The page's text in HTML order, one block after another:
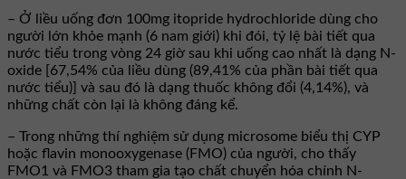
– Ở liều uống đơn 100mg itopride hydrochloride dùng cho
người lớn khỏe mạnh (6 nam giới) khi đói, tỷ lệ bài tiết qua
nước tiểu trong vòng 24 giờ sau khi uống cao nhất là dạng N-
oxide [67,54% của liều dùng (89,41% của phần bài tiết qua
nước tiểu)] và sau đó là dạng thuốc không đổi (4,14%), và
những chất còn lại là không đáng kể.
– Trong những thí nghiệm sử dụng microsome biểu thị CYP
hoặc flavin monooxygenase (FMO) của người, cho thấy
FMO1 và FMO3 tham gia tạo chất chuyển hóa chính N-